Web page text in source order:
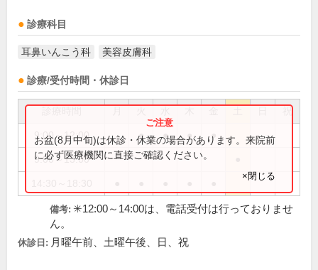
診療科目
耳鼻いんこう科 美容皮膚科
診療/受付時間・休診日
祝
9:00～12:00 ● ● ● ●
9:00～13:00
お盆(8月中旬)は休診・休業の場合があります。来院前
に必ず医療機関に直接ご確認ください。
×閉じる
備考: ✳︎12:00～14:00は、電話受付は行っておりませ
ん。
休診日: 月曜午前、土曜午後、日、祝